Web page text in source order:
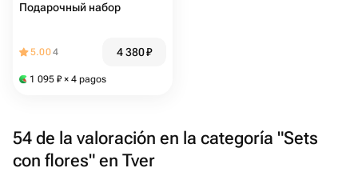
Подарочный набор
5.004 4 380₽
1 095 ₽ × 4 pagos
54 de la valoración en la categoría "Sets
con flores" en Tver